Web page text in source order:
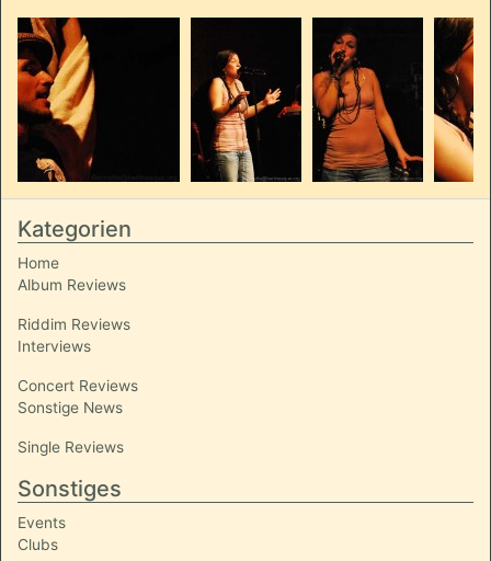
Kategorien
Home
Album Reviews
Riddim Reviews
Interviews
Concert Reviews
Sonstige News
Single Reviews
Sonstiges
Events
Clubs